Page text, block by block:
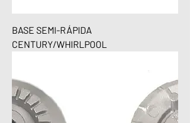
BASE SEMI-RÁPIDA
CENTURY/WHIRLPOOL